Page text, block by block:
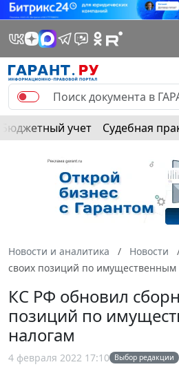
Бюджетный учет Судебная
Новости и аналитика Новости
своих позиций по имущественным
КС РФ обновил
позиций по
налогам
4 февраля 2022 17:10 Выбор редакции